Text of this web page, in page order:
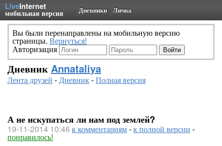
LiveInternet
мобильная версия Дневники Личка
Вы были перенаправлены на мобильную версию
страницы. Вернуться!
Авторизация
Дневник Annataliya
Лента друзей -Дневник-Полная версия
А не искупаться ли нам под землей?
19-11-2014 10:46 к комментариям-к полной версии -
понравилось!